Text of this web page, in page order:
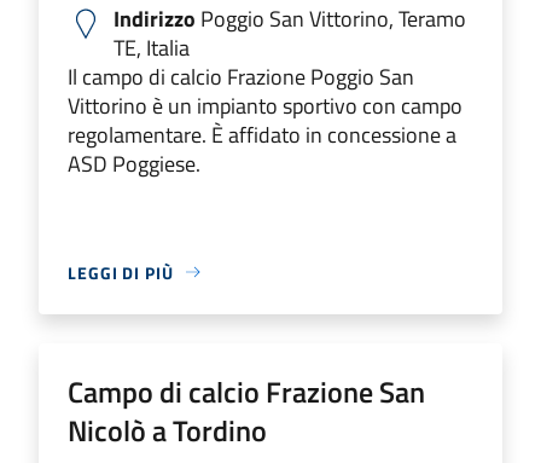
Indirizzo Poggio San Vittorino, Teramo
TE, Italia
Il campo di calcio Frazione Poggio San
Vittorino è un impianto sportivo con campo
regolamentare. È affidato in concessione a
ASD Poggiese.
LEGGI DI PIÙ
Campo di calcio Frazione San
Nicolò a Tordino